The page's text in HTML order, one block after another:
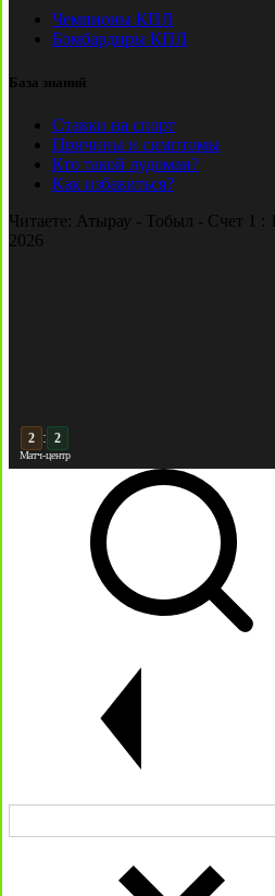
Чемпионы КПЛ
Бомбардиры КПЛ
База знаний
Ставки на спорт
Причины и симптомы
Кто такой лудоман?
Как избавиться?
Читаете: Атырау - Тобыл - Счет 1 :
2026
3 : 2
Матч-центр